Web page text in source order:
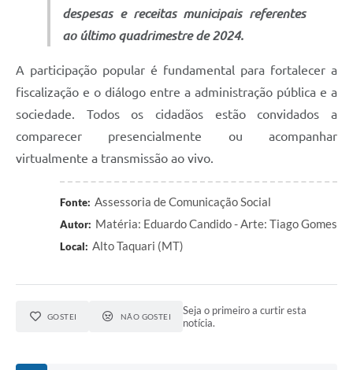
despesas e receitas municipais referentes
ao último quadrimestre de 2024.
A participação popular é fundamental para fortalecer a
fiscalização e o diálogo entre a administração pública e a
sociedade. Todos os cidadãos estão convidados a
comparecer presencialmente ou acompanhar
virtualmente a transmissão ao vivo.
Fonte: Assessoria de Comunicação Social
Autor: Matéria: Eduardo Candido - Arte: Tiago Gomes
Local: Alto Taquari (MT)
GOSTEI NÃO GOSTEI
Seja o primeiro a curtir esta
notícia.